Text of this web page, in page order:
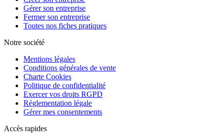
Gérer son entreprise
Fermer son entreprise
Toutes nos fiches pratiques
Notre société
Mentions légales
Conditions générales de vente
Charte Cookies
Politique de confidentialité
Exercer vos droits RGPD
Réglementation légale
Gérer mes consentements
Accès rapides